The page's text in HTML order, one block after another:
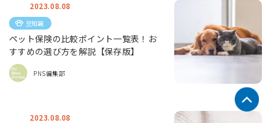
2023.08.08
豆知識
ペット保険の比較ポイント一覧表！お
すすめの選び方を解説【保存版】
PNS編集部
2023.08.08